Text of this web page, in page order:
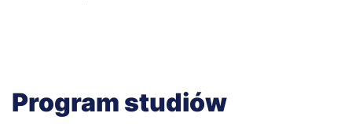
Program studiów